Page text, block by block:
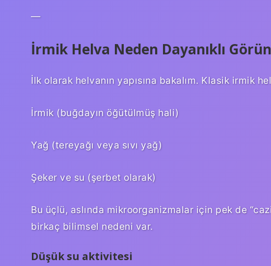
—
İrmik Helva Neden Dayanıklı
İlk olarak helvanın yapısına bakalım. Klasik irmik
İrmik (buğdayın öğütülmüş hali)
Yağ (tereyağı veya sıvı yağ)
Şeker ve su (şerbet olarak)
Bu üçlü, aslında mikroorganizmalar için pek de
birkaç bilimsel nedeni var.
Düşük su aktivitesi